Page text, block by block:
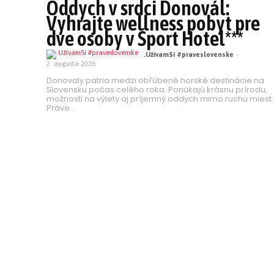
Oddych v srdci Donovál:
Vyhrajte wellness pobyt pre
dve osoby v Šport Hotel***
.UžívamSi #praveslovenske -
2. augusta 2026
Donovaly patria medzi obľúbené horské destinácie na
Slovensku počas celého roka. Ponúkajú krásnu prírodu,
možnosti na výlety aj príjemný oddych mimo ruchu miest.
Práve...